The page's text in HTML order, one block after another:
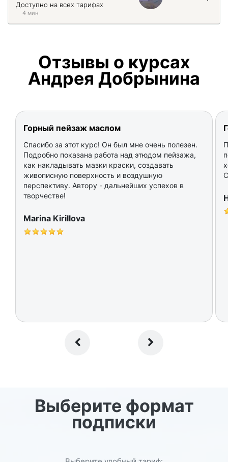
Доступно на всех тарифах
4 мин
Отзывы о курсах
Андрея Добрынина
Горный пейзаж маслом
Спасибо за этот курс! Он был мне очень полезен.
Подробно показана работа над этюдом пейзажа,
как накладывать мазки краски, создавать
живописную поверхность и воздушную
перспективу. Автору - дальнейших успехов в
творчестве!
Marina Kirillova
Выберите формат
подписки